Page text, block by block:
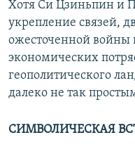
Хотя Си Цзиньпин и
укрепление связей,
ожесточенной войны
экономических
геополитического
далеко не так
СИМВОЛИЧЕСКАЯ